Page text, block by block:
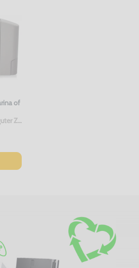
of
DE Version, Modul, sehr guter Zustand, gebraucht